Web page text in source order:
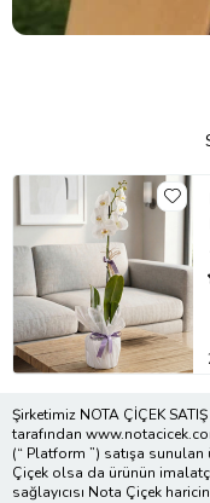
Şirketimiz NOTA ÇİÇEK
tarafından
(“ Platform ”) satışa sunulan
Çiçek olsa da ürünün
sağlayıcısı Nota Çiçek